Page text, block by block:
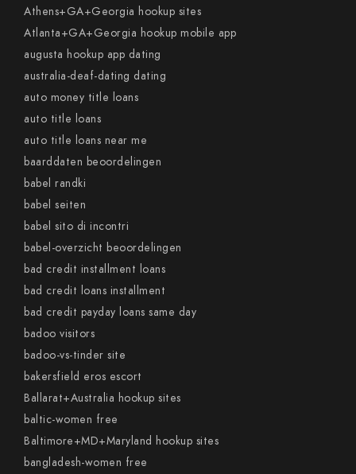
Athens+GA+Georgia hookup sites
Atlanta+GA+Georgia hookup mobile app
augusta hookup app dating
australia-deaf-dating dating
auto money title loans
auto title loans
auto title loans near me
baarddaten beoordelingen
babel randki
babel seiten
babel sito di incontri
babel-overzicht beoordelingen
bad credit installment loans
bad credit loans installment
bad credit payday loans same day
badoo visitors
badoo-vs-tinder site
bakersfield eros escort
Ballarat+Australia hookup sites
baltic-women free
Baltimore+MD+Maryland hookup sites
bangladesh-women free